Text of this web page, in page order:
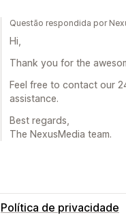
Questão respondida por
Hi,
Thank you for the
Feel free to contact our
assistance.
Best regards,
The NexusMedia team.
Política de privacidade